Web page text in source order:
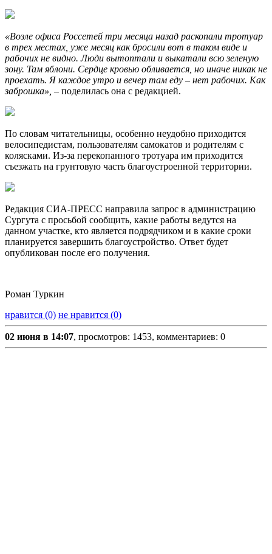
«Возле офиса Россетей три месяца назад раскопали тротуар
в трех местах, уже месяц как бросили вот в таком виде и
рабочих не видно. Люди вытоптали и выкатали всю зеленую
зону. Там яблони. Сердце кровью обливается, но иначе никак не
проехать. Я каждое утро и вечер там еду – нет рабочих. Как
заброшка», – поделилась она с редакцией.
По словам читательницы, особенно неудобно приходится
велосипедистам, пользователям самокатов и родителям с
колясками. Из-за перекопанного тротуара им приходится
съезжать на грунтовую часть благоустроенной территории.
Редакция СИА-ПРЕСС направила запрос в администрацию
Сургута с просьбой сообщить, какие работы ведутся на
данном участке, кто является подрядчиком и в какие сроки
планируется завершить благоустройство. Ответ будет
опубликован после его получения.
Роман Туркин
нравится (0) не нравится (0)
02 июня в 14:07, просмотров: 1453, комментариев: 0